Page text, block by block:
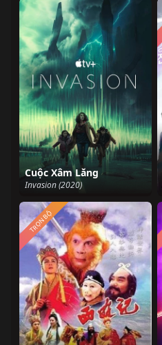
Cuộc Xâm Lăng
Invasion (2020)
TRỌN BỘ